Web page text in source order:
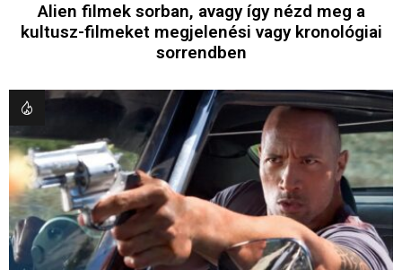
Alien filmek sorban, avagy így nézd meg a
kultusz-filmeket megjelenési vagy kronológiai
sorrendben